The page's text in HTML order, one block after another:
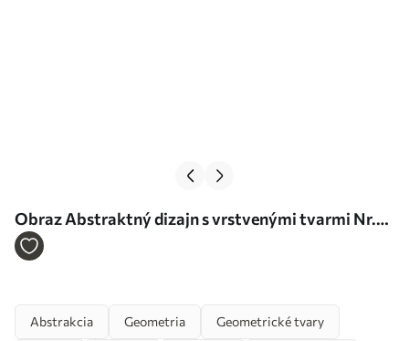
Obraz Abstraktný dizajn s vrstvenými tvarmi Nr.
s35942
Abstrakcia Geometria Geometrické tvary